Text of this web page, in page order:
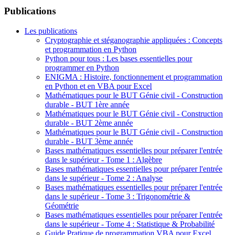
Publications
Les publications
Cryptographie et stéganographie appliquées : Concepts
et programmation en Python
Python pour tous : Les bases essentielles pour
programmer en Python
ENIGMA : Histoire, fonctionnement et programmation
en Python et en VBA pour Excel
Mathématiques pour le BUT Génie civil - Construction
durable - BUT 1ère année
Mathématiques pour le BUT Génie civil - Construction
durable - BUT 2ème année
Mathématiques pour le BUT Génie civil - Construction
durable - BUT 3ème année
Bases mathématiques essentielles pour préparer l'entrée
dans le supérieur - Tome 1 : Algèbre
Bases mathématiques essentielles pour préparer l'entrée
dans le supérieur - Tome 2 : Analyse
Bases mathématiques essentielles pour préparer l'entrée
dans le supérieur - Tome 3 : Trigonométrie &
Géométrie
Bases mathématiques essentielles pour préparer l'entrée
dans le supérieur - Tome 4 : Statistique & Probabilité